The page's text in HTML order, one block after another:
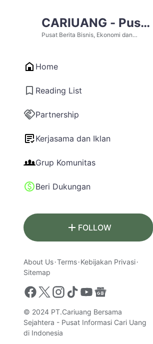
CARIUANG - Pusat
Berita Bisnis,
Uang Terupdate
Hari Ini
Pusat Berita Bisnis, Ekonomi dan
Home
Reading List
Partnership
Kerjasama dan Iklan
Grup Komunitas
Beri Dukungan
FOLLOW
About Us Terms Kebijakan Privasi
Sitemap
© 2024 PT.Cariuang Bersama
Sejahtera - Pusat Informasi Cari Uang
di Indonesia